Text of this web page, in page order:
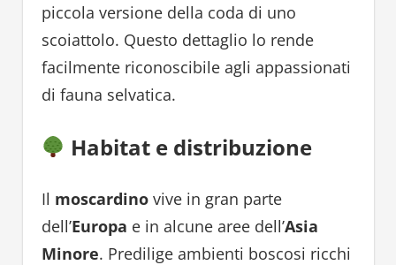
piccola versione della coda di uno
scoiattolo. Questo dettaglio lo rende
facilmente riconoscibile agli appassionati
di fauna selvatica.
Habitat e distribuzione
Il moscardinovive in gran parte
dell’Europa e in alcune aree dell’Asia
Minore. Predilige ambienti boscosi ricchi